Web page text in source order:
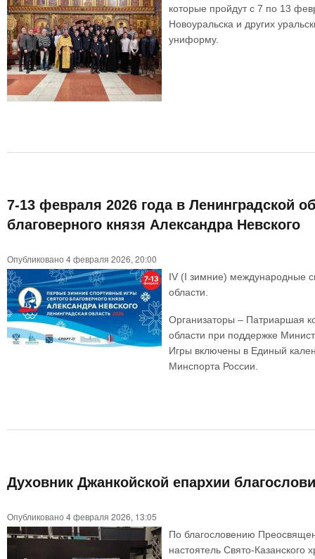
которые пройдут с 7 по 13
Новоуральска и других
униформу.
7-13 февраля 2026 года в Ленинградской
благоверного князя Александра Невского
Опубликовано 4 февраля 2026, 20:00
IV (I зимние) международные
области.
Организаторы – Патриаршая
области при поддержке
Игры включены в Единый
Минспорта России.
Духовник Джанкойской епархии
Опубликовано 4 февраля 2026, 13:05
По благословению
настоятель Свято-